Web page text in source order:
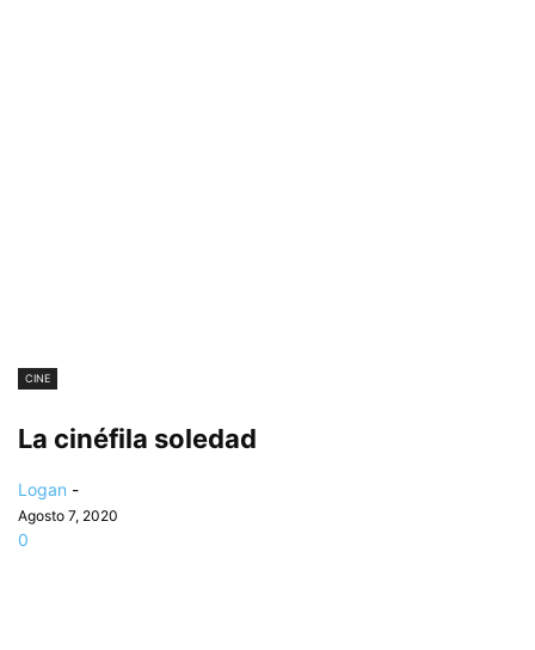
CINE
La cinéfila soledad
Logan -
Agosto 7, 2020
0